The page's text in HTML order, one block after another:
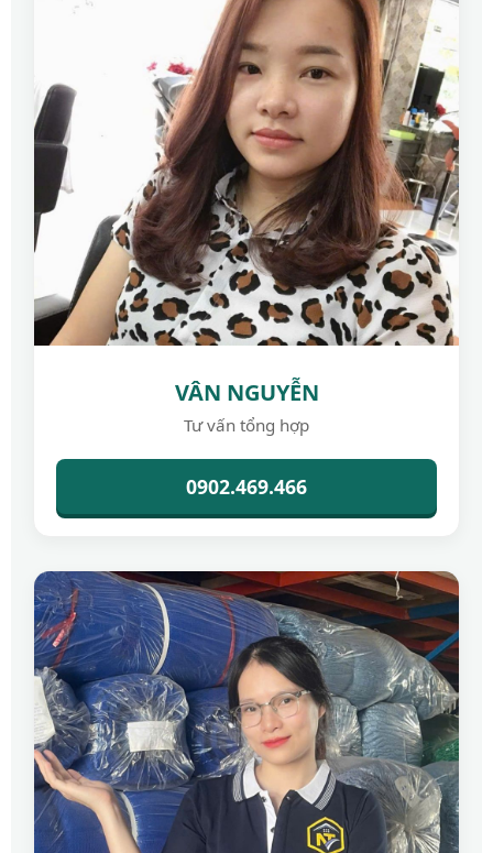
VÂN NGUYỄN
Tư vấn tổng hợp
0902.469.466